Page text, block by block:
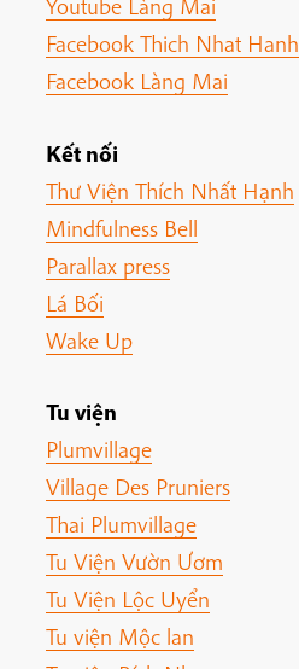
Youtube Làng Mai
Facebook Thich Nhat Hanh
Facebook Làng Mai
Kết nối
Thư Viện Thích Nhất Hạnh
Mindfulness Bell
Parallax press
Lá Bối
Wake Up
Tu viện
Plumvillage
Village Des Pruniers
Thai Plumvillage
Tu Viện Vườn Ươm
Tu Viện Lộc Uyển
Tu viện Mộc lan